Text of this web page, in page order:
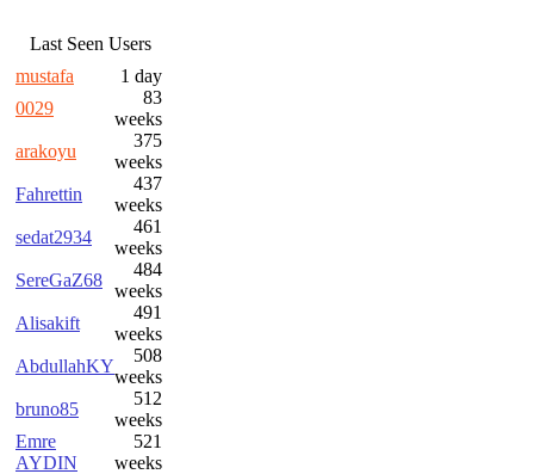
Last Seen Users
mustafa
1 day
0029
83
weeks
arakoyu
375
weeks
Fahrettin
437
weeks
sedat2934
461
weeks
SereGaZ68
484
weeks
Alisakift
491
weeks
AbdullahKY
508
weeks
bruno85
512
weeks
Emre
AYDIN
521
weeks